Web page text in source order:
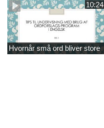
10:24
Hvornår små ord bliver store